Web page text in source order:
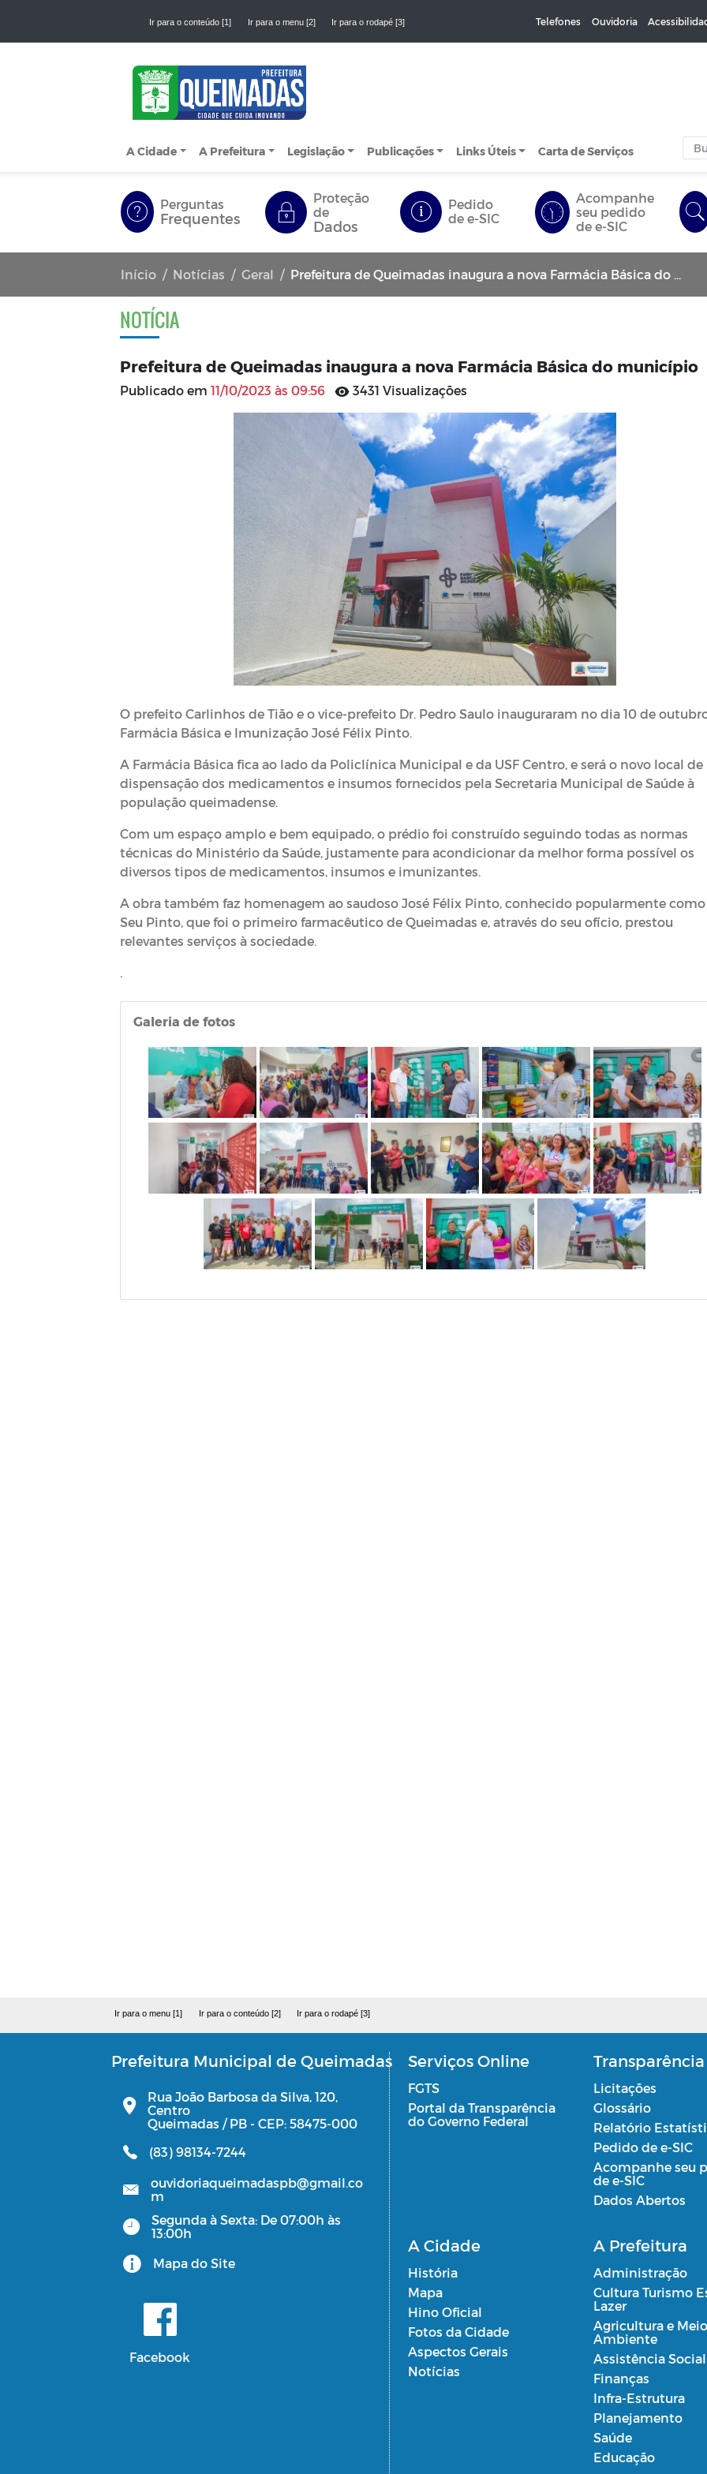
Ir para o conteúdo [1] Ir para o menu [2] Ir para o rodapé [3] Telefones Ouvidoria
A Cidade A Prefeitura Legislação Publicações Links Úteis Carta de Serviços
Perguntas
Frequentes
Proteção
de
Dados
Pedido
de e-SIC
Acompanhe
seu pedido
de e-SIC
Início Notícias Geral Prefeitura de Queimadas inaugura a nova Farmácia Básica do município
NOTÍCIA
Prefeitura de Queimadas inaugura a nova Farmácia Básica do município
Publicado em 11/10/2023 às 09:56 3431 Visualizações
O prefeito Carlinhos de Tião e o vice-prefeito Dr. Pedro Saulo inauguraram no dia 10 de
Farmácia Básica e Imunização José Félix Pinto.
A Farmácia Básica fica ao lado da Policlínica Municipal e da USF Centro, e será o novo local de
dispensação dos medicamentos e insumos fornecidos pela Secretaria Municipal de Saúde à
população queimadense.
Com um espaço amplo e bem equipado, o prédio foi construído seguindo todas as normas
técnicas do Ministério da Saúde, justamente para acondicionar da melhor forma possível os
diversos tipos de medicamentos, insumos e imunizantes.
A obra também faz homenagem ao saudoso José Félix Pinto, conhecido popularmente como
Seu Pinto, que foi o primeiro farmacêutico de Queimadas e, através do seu ofício, prestou
relevantes serviços à sociedade.
.
Galeria de fotos
Ir para o menu [1] Ir para o conteúdo [2] Ir para o rodapé [3]
Prefeitura Municipal de Queimadas
Rua João Barbosa da Silva, 120,
Centro
Queimadas / PB - CEP: 58475-000
(83) 98134-7244
ouvidoriaqueimadaspb@gmail.co
m
Segunda à Sexta: De 07:00h às
13:00h
Mapa do Site
Facebook
Serviços Online
FGTS
Portal da Transparência
do Governo Federal
Transparência
Licitações
Glossário
Relatório
Pedido de e-SIC
Acompanhe seu
de e-SIC
Dados Abertos
A Cidade
História
Mapa
Hino Oficial
Fotos da Cidade
Aspectos Gerais
Notícias
A Prefeitura
Administração
Cultura Turismo
Lazer
Agricultura e Meio
Ambiente
Assistência Social
Finanças
Infra-Estrutura
Planejamento
Saúde
Educação